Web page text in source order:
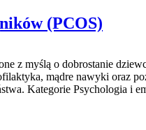
(PCOS)
z myślą o dobrostanie
mądre nawyki oraz
Kategorie Psychologia